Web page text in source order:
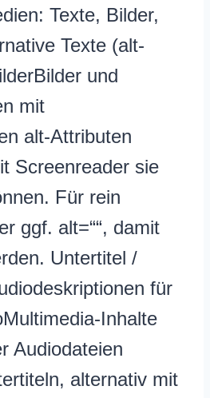
Texte, Bilder,
Texte (alt-
und
mit
alt-Attributen
Screenreader sie
Für rein
ggf. alt=““, damit
Untertitel /
für
Inhalte
Audiodateien
alternativ mit